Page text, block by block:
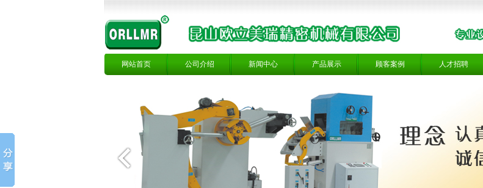
网站首页 公司介绍 新闻中心 产品展示 顾客案例 人才招聘